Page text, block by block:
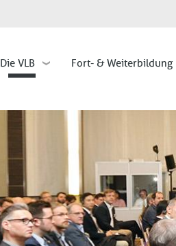
Hauptnavigation
Die VLB Fort- & Weiterbildung